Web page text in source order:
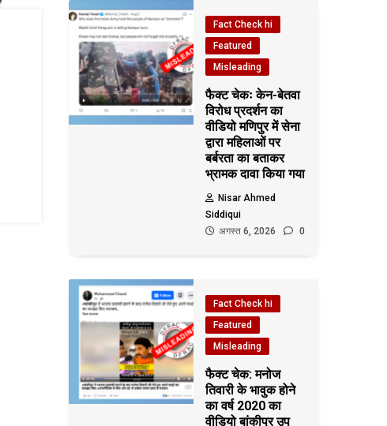
Fact Check hi
Featured
Misleading
फैक्ट चेकः केन-बेतवा
विरोध प्रदर्शन का
वीडियो मणिपुर में सेना
द्वारा महिलाओं पर
बर्बरता का बताकर
भ्रामक दावा किया गया
Nisar Ahmed
Siddiqui
अगस्त 6, 2026
0
Fact Check hi
Featured
Misleading
फैक्ट चेक: मनोज
तिवारी के भावुक होने
का वर्ष 2020 का
वीडियो बांकीपुर उप